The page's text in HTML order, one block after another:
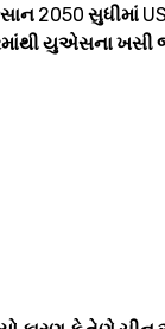
2050 સુધીમાં
યુએસના ખસી